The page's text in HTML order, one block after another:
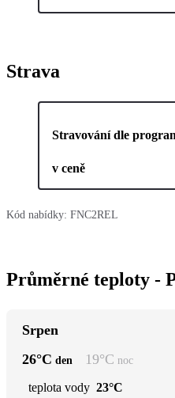
Strava
Stravování dle
v ceně
Kód nabídky: FNC2REL
Průměrné teploty -
Srpen
26°C den 19°C noc
teplota vody 23°C